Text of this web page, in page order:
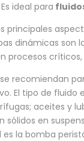
ideal para
dinámicas son
procesos
recomiendan
El tipo de
aceites y
en
la bomba